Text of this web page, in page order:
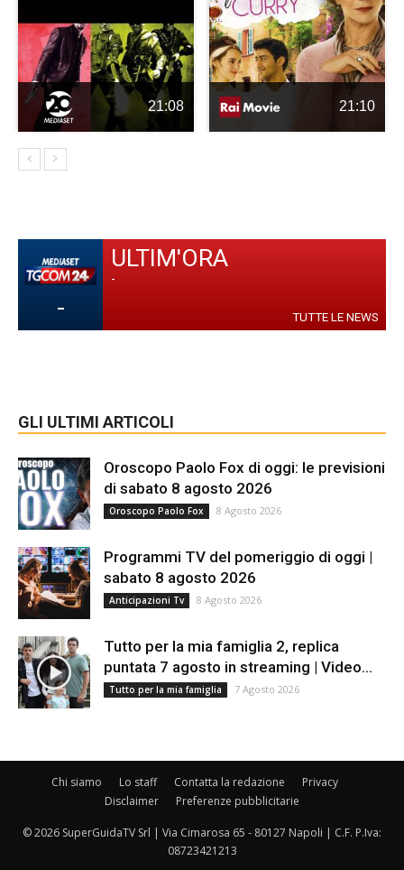
21:08 21:10
-
ULTIM'ORA
-
TUTTE LE NEWS
GLI ULTIMI ARTICOLI
Oroscopo Paolo Fox di oggi: le previsioni
di sabato 8 agosto 2026
Oroscopo Paolo Fox 8 Agosto 2026
Programmi TV del pomeriggio di oggi |
sabato 8 agosto 2026
Anticipazioni Tv 8 Agosto 2026
Tutto per la mia famiglia 2, replica
puntata 7 agosto in streaming | Video...
Tutto per la mia famiglia 7 Agosto 2026
Chi siamo Lo staff Contatta la redazione
Privacy
Disclaimer
Preferenze pubblicitarie
© 2026 SuperGuidaTV Srl | Via Cimarosa 65 - 80127 Napoli | C.F. P.Iva:
08723421213